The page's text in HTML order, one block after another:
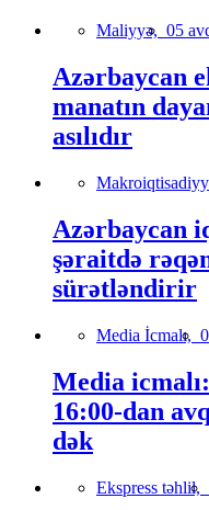
Maliyyə, 05
Azərbaycan
manatın
asılıdır
Azərbaycan
şəraitdə
sürətləndirir
Media İcmalı,
Media
16:00-dan
dək
Ekspress təhlil,